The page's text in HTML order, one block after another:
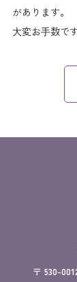
があります。
⼤変お⼿数で
〒 530-